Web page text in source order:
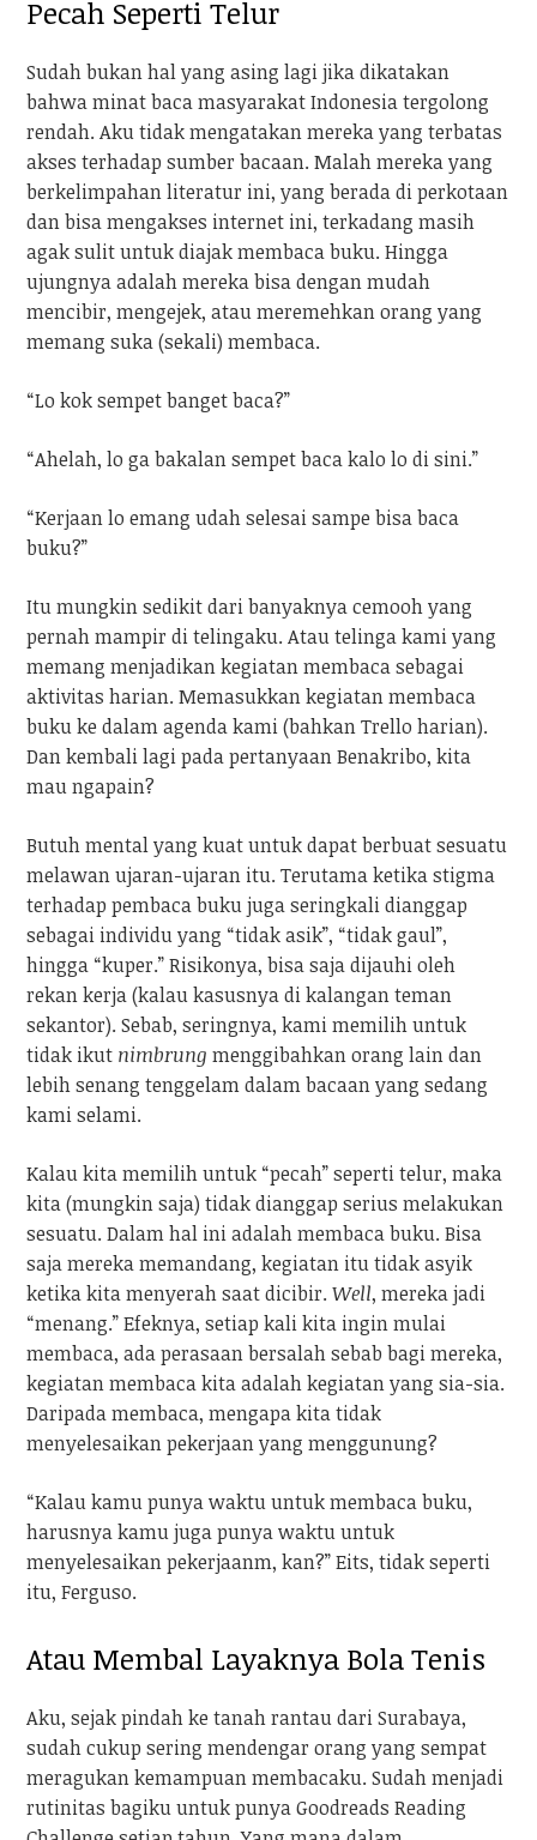
Pecah Seperti Telur
Sudah bukan hal yang asing lagi jika dikatakan
bahwa minat baca masyarakat Indonesia tergolong
rendah. Aku tidak mengatakan mereka yang terbatas
akses terhadap sumber bacaan. Malah mereka yang
berkelimpahan literatur ini, yang berada di perkotaan
dan bisa mengakses internet ini, terkadang masih
agak sulit untuk diajak membaca buku. Hingga
ujungnya adalah mereka bisa dengan mudah
mencibir, mengejek, atau meremehkan orang yang
memang suka (sekali) membaca.
“Lo kok sempet banget baca?”
“Ahelah, lo ga bakalan sempet baca kalo lo di sini.”
“Kerjaan lo emang udah selesai sampe bisa baca
buku?”
Itu mungkin sedikit dari banyaknya cemooh yang
pernah mampir di telingaku. Atau telinga kami yang
memang menjadikan kegiatan membaca sebagai
aktivitas harian. Memasukkan kegiatan membaca
buku ke dalam agenda kami (bahkan Trello harian).
Dan kembali lagi pada pertanyaan Benakribo, kita
mau ngapain?
Butuh mental yang kuat untuk dapat berbuat sesuatu
melawan ujaran-ujaran itu. Terutama ketika stigma
terhadap pembaca buku juga seringkali dianggap
sebagai individu yang “tidak asik”, “tidak gaul”,
hingga “kuper.” Risikonya, bisa saja dijauhi oleh
rekan kerja (kalau kasusnya di kalangan teman
sekantor). Sebab, seringnya, kami memilih untuk
tidak ikut nimbrung menggibahkan orang lain dan
lebih senang tenggelam dalam bacaan yang sedang
kami selami.
Kalau kita memilih untuk “pecah” seperti telur, maka
kita (mungkin saja) tidak dianggap serius melakukan
sesuatu. Dalam hal ini adalah membaca buku. Bisa
saja mereka memandang, kegiatan itu tidak asyik
ketika kita menyerah saat dicibir.Well, mereka jadi
“menang.” Efeknya, setiap kali kita ingin mulai
membaca, ada perasaan bersalah sebab bagi mereka,
kegiatan membaca kita adalah kegiatan yang sia-sia.
Daripada membaca, mengapa kita tidak
menyelesaikan pekerjaan yang menggunung?
“Kalau kamu punya waktu untuk membaca buku,
harusnya kamu juga punya waktu untuk
menyelesaikan pekerjaanm, kan?” Eits, tidak seperti
itu, Ferguso.
Atau Membal Layaknya Bola Tenis
Aku, sejak pindah ke tanah rantau dari Surabaya,
sudah cukup sering mendengar orang yang sempat
meragukan kemampuan membacaku. Sudah menjadi
rutinitas bagiku untuk punya Goodreads Reading